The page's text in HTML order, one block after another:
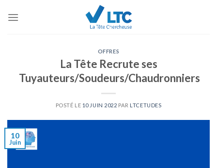
OFFRES
La Tête Recrute ses
Tuyauteurs/Soudeurs/Chaudronniers
POSTÉ LE 10 JUIN 2022 PAR LTCETUDES
10
Juin